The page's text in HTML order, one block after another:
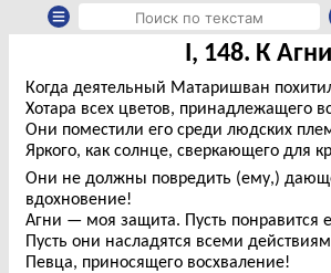
I, 148. К Агни
Когда деятельный Матаришван
Хотара всех цветов, принадлежащего
Они поместили его среди людских
Яркого, как солнце, сверкающего для
Они не должны повредить (ему,)
вдохновение!
Агни — моя защита. Пусть понравится
Пусть они насладятся всеми
Певца, приносящего восхваление!